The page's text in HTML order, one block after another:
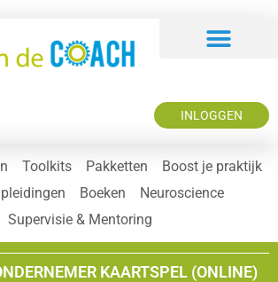
INLOGGEN
Toolkits Pakketten
Boost je praktijk
Boeken
Neuroscience
Supervisie & Mentoring
KAARTSPEL (ONLINE)